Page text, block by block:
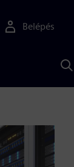
Belépés